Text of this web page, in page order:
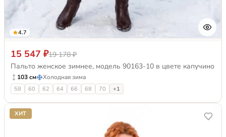
4.7
15 547 ₽19 178 ₽
Пальто женское зимнее, модель 90163-10 в цвете капучино
103 см Холодная зима
58 60 62 64 66 68 70 +1
ХИТ